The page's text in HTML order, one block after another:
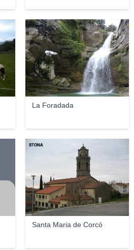
La Foradada
Pallares
Santa Maria de Corcó
STONA